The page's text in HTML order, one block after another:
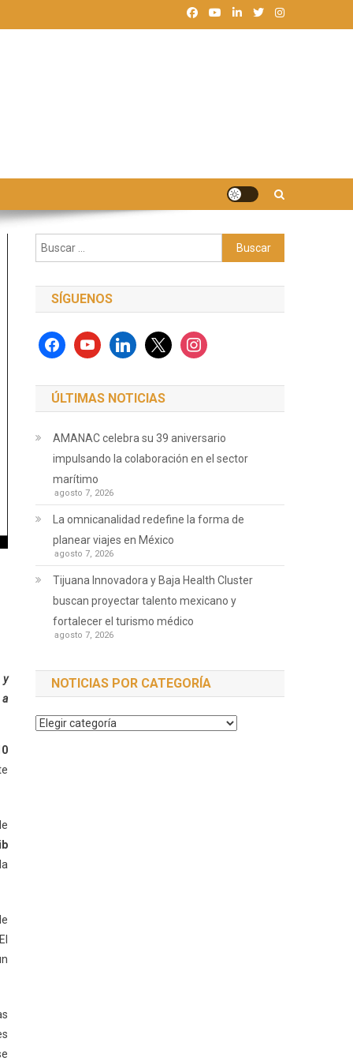
y
Buscar:
SÍGUENOS
facebookyoutubelinkedinx instagram
ÚLTIMAS NOTICIAS
AMANAC celebra su 39 aniversario
impulsando la colaboración en el sector
marítimo
agosto 7, 2026
La omnicanalidad redefine la forma de
planear viajes en México
agosto 7, 2026
Tijuana Innovadora y Baja Health Cluster
buscan proyectar talento mexicano y
fortalecer el turismo médico
agosto 7, 2026
NOTICIAS POR CATEGORÍA
Noticias